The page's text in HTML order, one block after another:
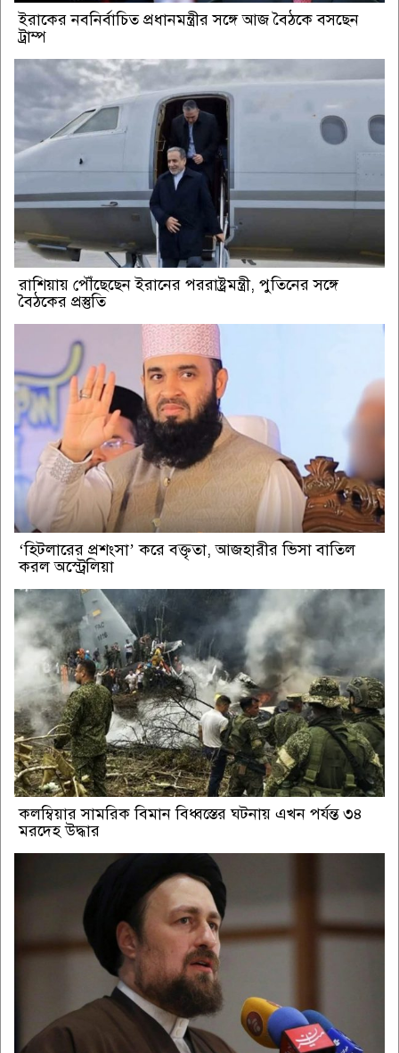
ইরাকের নবনির্বাচিত প্রধানমন্ত্রীর সঙ্গে আজ বৈঠকে বসছেন
ট্রাম্প
রাশিয়ায় পৌঁছেছেন ইরানের পররাষ্ট্রমন্ত্রী, পুতিনের সঙ্গে
বৈঠকের প্রস্তুতি
‘হিটলারের প্রশংসা’ করে বক্তৃতা, আজহারীর ভিসা বাতিল
করল অস্ট্রেলিয়া
কলম্বিয়ার সামরিক বিমান বিধ্বস্তের ঘটনায় এখন পর্যন্ত ৩৪
মরদেহ উদ্ধার